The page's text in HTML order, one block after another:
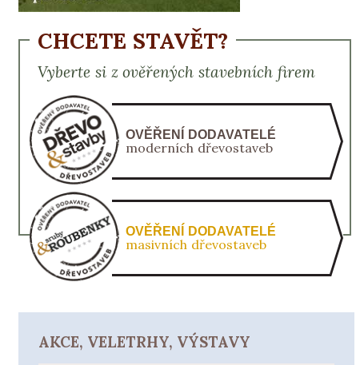
CHCETE STAVĚT?
Vyberte si z ověřených stavebních firem
OVĚŘENÍ DODAVATELÉ
moderních dřevostaveb
OVĚŘENÍ DODAVATELÉ
masivních dřevostaveb
AKCE, VELETRHY, VÝSTAVY